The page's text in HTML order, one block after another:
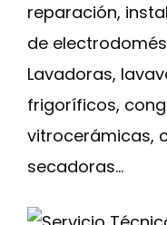
reparación,
de
Lavadoras,
frigoríficos,
vitrocerámicas,
secadoras…